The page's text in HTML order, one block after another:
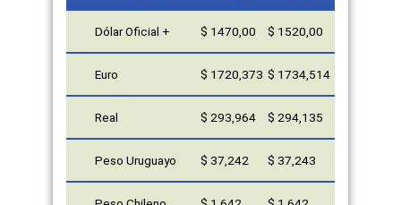
Dólar Oficial + $ 1470,00 $ 1520,00
Euro $ 1720,373 $ 1734,514
Real $ 293,964 $ 294,135
Peso Uruguayo $ 37,242 $ 37,243